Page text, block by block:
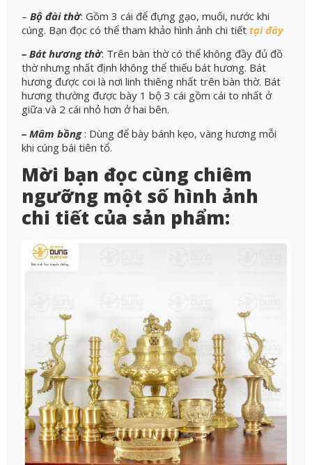
– Bộ đài thờ: Gồm 3 cái để đựng gạo, muối, nước khi
cúng. Bạn đọc có thể tham khảo hình ảnh chi tiết tại đây
– Bát hương thờ: Trên bàn thờ có thể không đầy đủ đồ
thờ nhưng nhất định không thể thiếu bát hương. Bát
hương được coi là nơi linh thiêng nhất trên bàn thờ. Bát
hương thường được bày 1 bộ 3 cái gồm cái to nhất ở
giữa và 2 cái nhỏ hơn ở hai bên.
– Mâm bồng : Dùng để bày bánh kẹo, vàng hương mỗi
khi cúng bái tiên tổ.
Mời bạn đọc cùng chiêm
ngưỡng một số hình ảnh
chi tiết của sản phẩm: